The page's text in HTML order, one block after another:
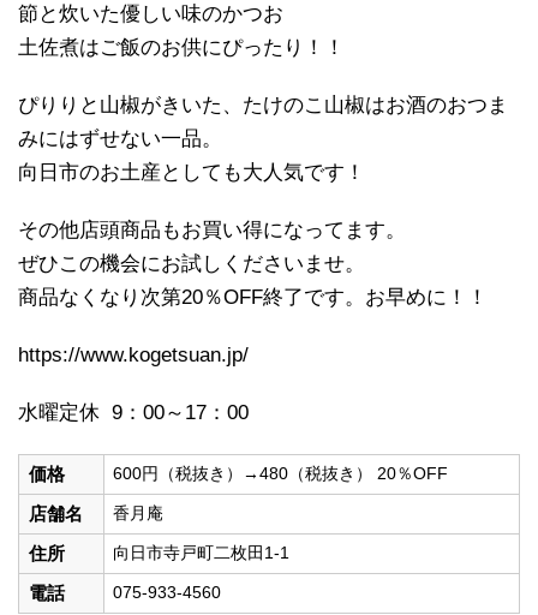
節と炊いた優しい味のかつお
土佐煮はご飯のお供にぴったり！！
ぴりりと山椒がきいた、たけのこ山椒はお酒のおつま
みにはずせない一品。
向日市のお土産としても大人気です！
その他店頭商品もお買い得になってます。
ぜひこの機会にお試しくださいませ。
商品なくなり次第20％OFF終了です。お早めに！！
https://www.kogetsuan.jp/
水曜定休 9：00～17：00
価格 600円（税抜き）→480（税抜き） 20％OFF
店舗名 香月庵
住所 向日市寺戸町二枚田1-1
電話 075-933-4560